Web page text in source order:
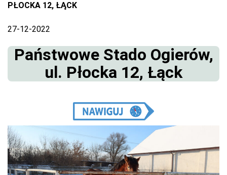
PŁOCKA 12, ŁĄCK
27-12-2022
Państwowe Stado Ogierów,
ul. Płocka 12, Łąck